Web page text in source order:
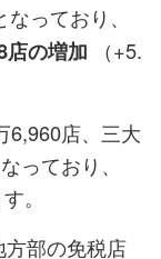
なっており、
店の増加 （+5.
6,960店、三大
っており、
。
部の免税店